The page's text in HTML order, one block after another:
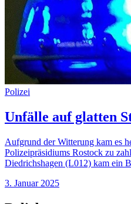
Polizei
Unfälle auf glatten
Aufgrund der Witterung kam es
Polizeipräsidiums Rostock zu
Diedrichshagen (L012) kam ein
3. Januar 2025